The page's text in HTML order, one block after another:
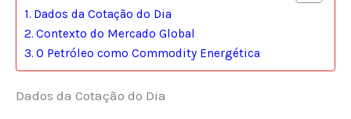
Dados da Cotação do Dia
Contexto do Mercado Global
O Petróleo como Commodity Energética
Dados da Cotação do Dia